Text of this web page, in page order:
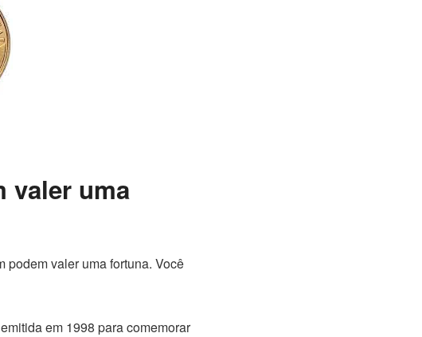
valer uma
podem valer uma fortuna. Você
em 1998 para comemorar